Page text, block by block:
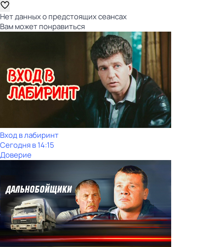
Нет данных о предстоящих сеансах
Вам может понравиться
Вход в лабиринт
Сегодня в 14:15
Доверие